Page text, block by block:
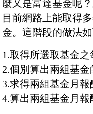
麼又是富達基金呢
目前網路上能取得
金。這階段的做法如
1.取得所選取基金
2.個別算出兩組基
3.求得兩組基金月
4.算出兩組基金月